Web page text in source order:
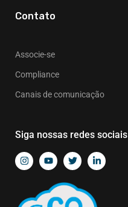
Contato
Associe-se
Compliance
Canais de comunicação
Siga nossas redes sociais